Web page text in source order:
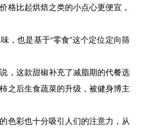
格比起烘焙之类的小点心更便宜，
，也是基于“零食”这个定位定向筛
，这款甜椒补充了减脂期的代餐选
之后生食蔬菜的升级，被健身博主
色彩也十分吸引人们的注意力，从